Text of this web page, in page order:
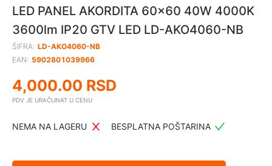
LED PANEL AKORDITA 60x60 40W 4000K
3600lm IP20 GTV LED LD-AKO4060-NB
ŠIFRA: LD-AKO4060-NB
EAN: 5902801039966
4,000.00 RSD
PDV JE URAČUNAT U CENU
NEMA NA LAGERU BESPLATNA POŠTARINA